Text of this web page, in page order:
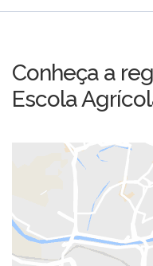
Conheça a
Escola